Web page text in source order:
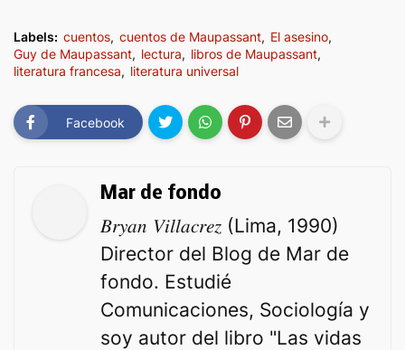
Labels: cuentos cuentos de Maupassant
El asesino
Guy de Maupassant
lectura
libros de Maupassant
literatura francesa
literatura universal
Facebook
Mar de fondo
𝐵𝑟𝑦𝑎𝑛 𝑉𝑖𝑙𝑙𝑎𝑐𝑟𝑒𝑧 (Lima, 1990)
Director del Blog de Mar de
fondo. Estudié
Comunicaciones, Sociología y
soy autor del libro "Las vidas